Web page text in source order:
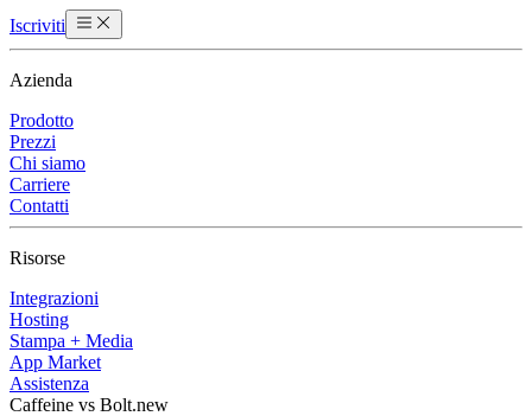
Iscriviti
Azienda
Prodotto
Prezzi
Chi siamo
Carriere
Contatti
Risorse
Integrazioni
Hosting
Stampa + Media
App Market
Assistenza
Caffeine vs Bolt.new